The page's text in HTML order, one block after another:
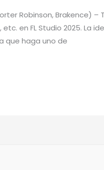
Robinson, Brakence)
etc. en FL Studio 2025.
que haga uno de